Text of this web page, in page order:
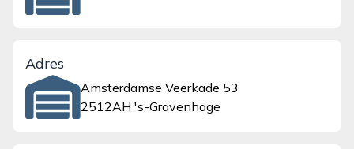
Adres
Amsterdamse Veerkade 53
2512AH 's-Gravenhage